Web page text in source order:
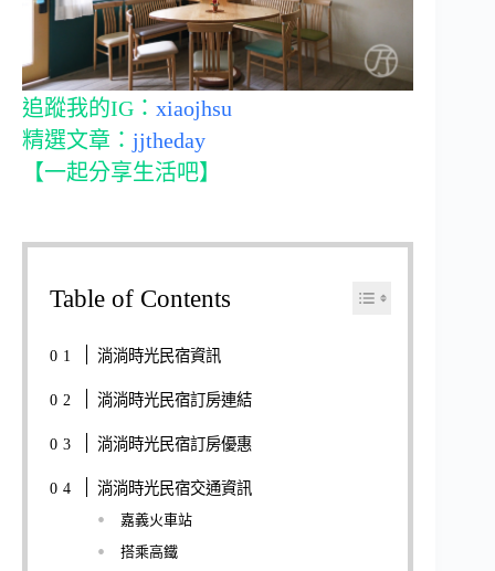
追蹤我的IG： xiaojhsu
精選文章： jjtheday
【一起分享生活吧】
Table of Contents
淌淌時光民宿資訊
淌淌時光民宿訂房連結
淌淌時光民宿訂房優惠
淌淌時光民宿交通資訊
嘉義火車站
搭乘高鐵